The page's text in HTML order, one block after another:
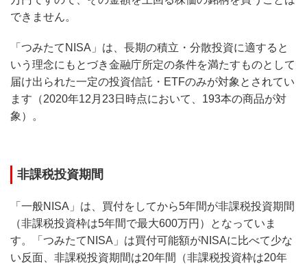
できません。
「つみたてNISA」は、長期の積立・分散投資に適すると
いう理念にもとづき金融庁所定の条件を満たすものとして
届け出られた一定の投資信託・ETFのみが対象とされてい
ます（2020年12月23日時点において、193本の商品が対
象）。
非課税投資期間
「一般NISA」は、買付をしてから5年間が非課税投資期間
（非課税投資枠は5年間で最大600万円）となっていま
す。「つみたてNISA」は買付可能額がNISAに比べて少な
い反面、非課税投資期間は20年間（非課税投資枠は20年